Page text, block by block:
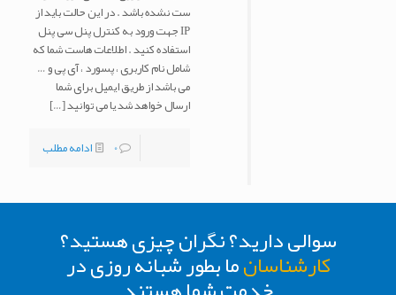
ست نشده باشد . در این حالت باید از
IP جهت ورود به کنترل پنل سی پنل
استفاده کنید . اطلاعات هاست شما که
شامل نام کاربری ، پسورد ، آی پی و …
می باشد از طریق ایمیل برای شما
ارسال خواهد شد یا می توانید[…]
0
ادامه مطلب
سوالی دارید؟ نگران چیزی هستید؟
کارشناسانما بطور شبانه روزی در